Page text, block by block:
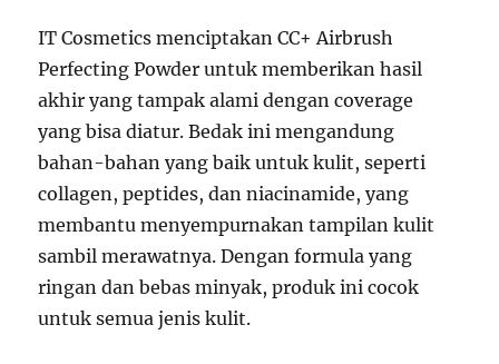
IT Cosmetics menciptakan CC+ Airbrush
Perfecting Powder untuk memberikan hasil
akhir yang tampak alami dengan coverage
yang bisa diatur. Bedak ini mengandung
bahan-bahan yang baik untuk kulit, seperti
collagen, peptides, dan niacinamide, yang
membantu menyempurnakan tampilan kulit
sambil merawatnya. Dengan formula yang
ringan dan bebas minyak, produk ini cocok
untuk semua jenis kulit.